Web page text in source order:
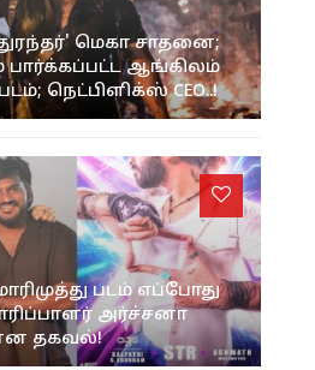
மெகா சாதனை;
பார்க்கப்பட்ட ஆங்கிலம்
நெட்பிளிக்ஸ் CEO..!
படம் எப்போது
அர்ச்சனா
தகவல்!